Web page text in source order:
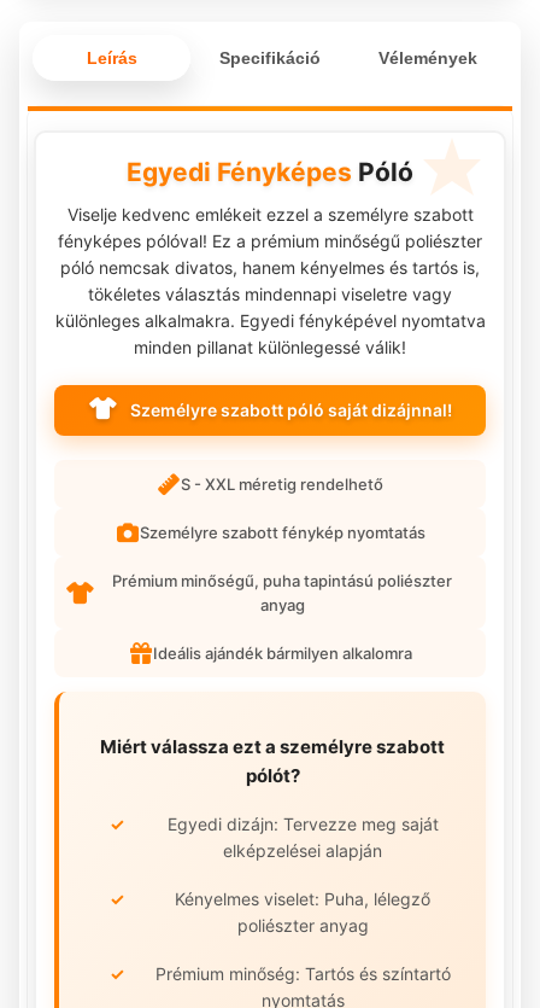
Leírás Specifikáció Vélemények
Egyedi Fényképes Póló
Viselje kedvenc emlékeit ezzel a személyre szabott
fényképes pólóval! Ez a prémium minőségű poliészter
póló nemcsak divatos, hanem kényelmes és tartós is,
tökéletes választás mindennapi viseletre vagy
különleges alkalmakra. Egyedi fényképével nyomtatva
minden pillanat különlegessé válik!
Személyre szabott póló saját dizájnnal!
S - XXL méretig rendelhető
Személyre szabott fénykép nyomtatás
Prémium minőségű, puha tapintású poliészter
anyag
Ideális ajándék bármilyen alkalomra
Miért válassza ezt a személyre szabott
pólót?
Egyedi dizájn: Tervezze meg saját
elképzelései alapján
Kényelmes viselet: Puha, lélegző
poliészter anyag
Prémium minőség: Tartós és színtartó
nyomtatás